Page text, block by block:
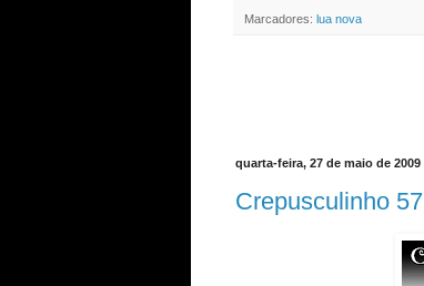
Marcadores: lua nova
quarta-feira, 27 de maio de 2009
Crepusculinho 57